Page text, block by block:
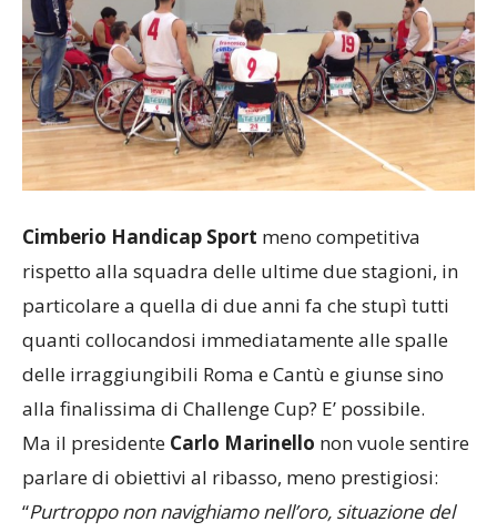
Cimberio Handicap Sport meno competitiva
rispetto alla squadra delle ultime due stagioni, in
particolare a quella di due anni fa che stupì tutti
quanti collocandosi immediatamente alle spalle
delle irraggiungibili Roma e Cantù e giunse sino
alla finalissima di Challenge Cup? E’ possibile.
Ma il presidente Carlo Marinello non vuole sentire
parlare di obiettivi al ribasso, meno prestigiosi:
“Purtroppo non navighiamo nell’oro, situazione del